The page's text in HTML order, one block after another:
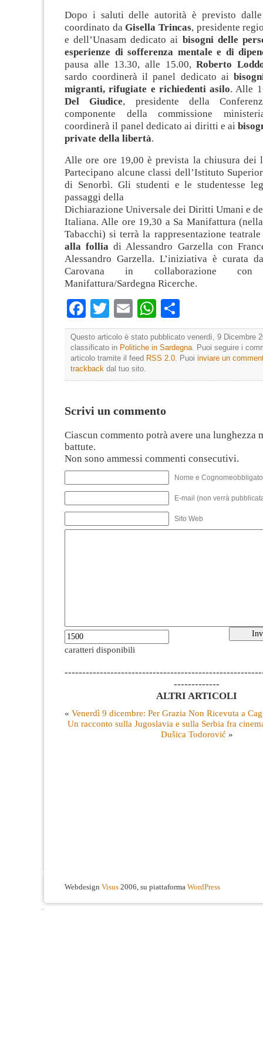
Dopo i saluti delle autorità è previsto
coordinato daGisella Trincas, presidente
e dell’Unasam dedicato ai bisogni delle
esperienze di sofferenza mentale e di
pausa alle 13.30, alle 15.00,Roberto
sardo coordinerà il panel dedicato ai
migranti, rifugiate e richiedenti asilo. Alle
Del Giudice, presidente della
componente della commissione
coordinerà il panel dedicato ai diritti e ai
private della libertà.
Alle ore ore 19,00 è prevista la chiusura dei
Partecipano alcune classi dell’Istituto
di Senorbì. Gli studenti e le studentesse
passaggi della
Dichiarazione Universale dei Diritti Umani e
Italiana. Alle ore 19,30 a Sa Manifattura
Tabacchi) si terrà la rappresentazione
alla folliadi Alessandro Garzella con
Alessandro Garzella. L’iniziativa è curata
Carovana in collaborazione
Manifattura/Sardegna Ricerche.
Facebook
TwitterEmailWhatsApp
Questo articolo è stato pubblicato venerdì, 9 Dicembre
classificato in Politiche in Sardegna . Puoi seguire i
articolo tramite il feed RSS 2.0 . Puoi inviare un
trackback dal tuo sito.
Scrivi un commento
Ciascun commento potrà avere una lunghezza
battute.
Non sono ammessi commenti consecutivi.
Nome e
E-mail (non verrà
Sito Web
caratteri disponibili
-------------
ALTRI ARTICOLI
« Venerdì 9 dicembre: Per Grazia Non Ricevuta a
Un racconto sulla Jugoslavia e sulla Serbia fra
Dušica Todorović »
Webdesign Visus 2006, su piattaforma WordPress